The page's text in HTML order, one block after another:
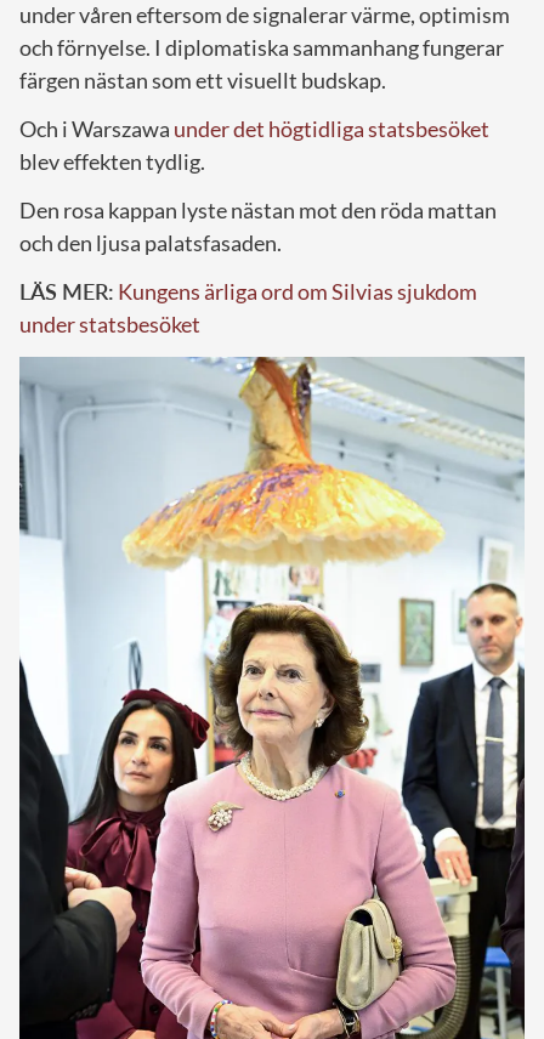
under våren eftersom de signalerar värme, optimism
och förnyelse. I diplomatiska sammanhang fungerar
färgen nästan som ett visuellt budskap.
Och i Warszawa under det högtidliga statsbesöket
blev effekten tydlig.
Den rosa kappan lyste nästan mot den röda mattan
och den ljusa palatsfasaden.
LÄS MER: Kungens ärliga ord om Silvias sjukdom
under statsbesöket